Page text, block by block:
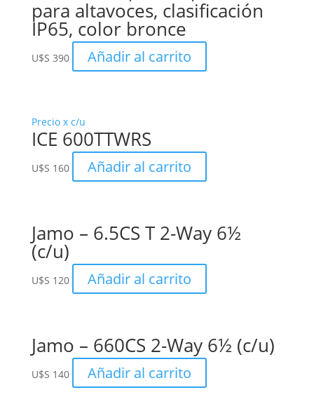
para altavoces, clasificación
IP65, color bronce
U$S 390 Añadir al carrito
Precio x c/u
ICE 600TTWRS
U$S 160 Añadir al carrito
Jamo – 6.5CS T 2-Way 6½
(c/u)
U$S 120 Añadir al carrito
Jamo – 660CS 2-Way 6½ (c/u)
U$S 140 Añadir al carrito